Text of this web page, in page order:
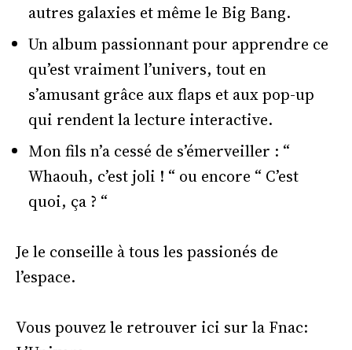
autres galaxies et même le Big Bang.
Un album passionnant pour apprendre ce
qu’est vraiment l’univers, tout en
s’amusant grâce aux flaps et aux pop-up
qui rendent la lecture interactive.
Mon fils n’a cessé de s’émerveiller : “
Whaouh, c’est joli ! “ ou encore “ C’est
quoi, ça ? “
Je le conseille à tous les passionés de
l’espace.
Vous pouvez le retrouver ici sur la Fnac: